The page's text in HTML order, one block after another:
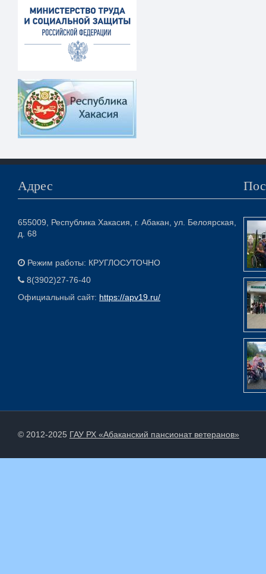
Адрес
655009, Республика Хакасия, г. Абакан, ул. Белоярская,
д. 68
Режим работы: КРУГЛОСУТОЧНО
8(3902)27-76-40
Официальный сайт: https://apv19.ru/
© 2012-2025 ГАУ РХ «Абаканский пансионат ветеранов»